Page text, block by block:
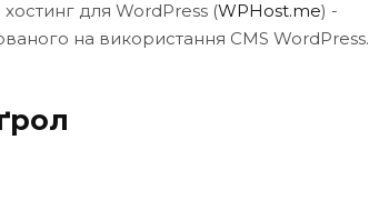
для WordPress (WPHost.me) -
на використання CMS WordPress.